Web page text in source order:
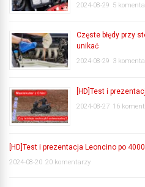
2024-08-29 5
Częste błędy przy
unikać
2024-08-29 3
[HD]Test i
2024-08-27 16
[HD]Test i prezentacja Leoncino po
2024-08-20 20 komentarzy